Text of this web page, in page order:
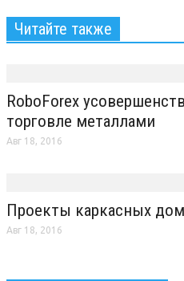
Читайте также
RoboForex
торговле металлами
Авг 18, 2016
Проекты каркасных
Авг 18, 2016